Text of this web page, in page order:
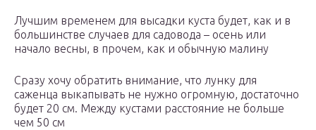
Лучшим временем для высадки куста будет, как и в
большинстве случаев для садовода – осень или
начало весны, в прочем, как и обычную малину
Сразу хочу обратить внимание, что лунку для
саженца выкапывать не нужно огромную, достаточно
будет 20 см. Между кустами расстояние не больше
чем 50 см